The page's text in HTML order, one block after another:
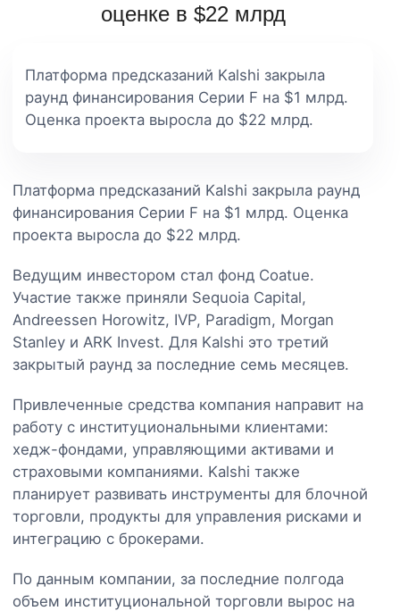
оценке в $22 млрд
Платформа предсказаний Kalshi закрыла
раунд финансирования Серии F на $1 млрд.
Оценка проекта выросла до $22 млрд.
Платформа предсказаний Kalshi закрыла раунд
финансирования Серии F на $1 млрд. Оценка
проекта выросла до $22 млрд.
Ведущим инвестором стал фонд Coatue.
Участие также приняли Sequoia Capital,
Andreessen Horowitz, IVP, Paradigm, Morgan
Stanley и ARK Invest. Для Kalshi это третий
закрытый раунд за последние семь месяцев.
Привлеченные средства компания направит на
работу с институциональными клиентами:
хедж-фондами, управляющими активами и
страховыми компаниями. Kalshi также
планирует развивать инструменты для блочной
торговли, продукты для управления рисками и
интеграцию с брокерами.
По данным компании, за последние полгода
объем институциональной торговли вырос на